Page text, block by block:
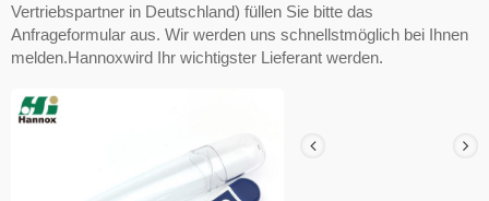
Vertriebspartner in Deutschland) füllen Sie bitte das
Anfrageformular aus. Wir werden uns schnellstmöglich bei Ihnen
melden.Hannoxwird Ihr wichtigster Lieferant werden.